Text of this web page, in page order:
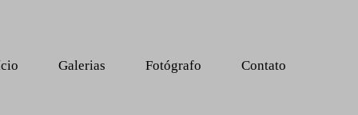
Galerias Fotógrafo Contato